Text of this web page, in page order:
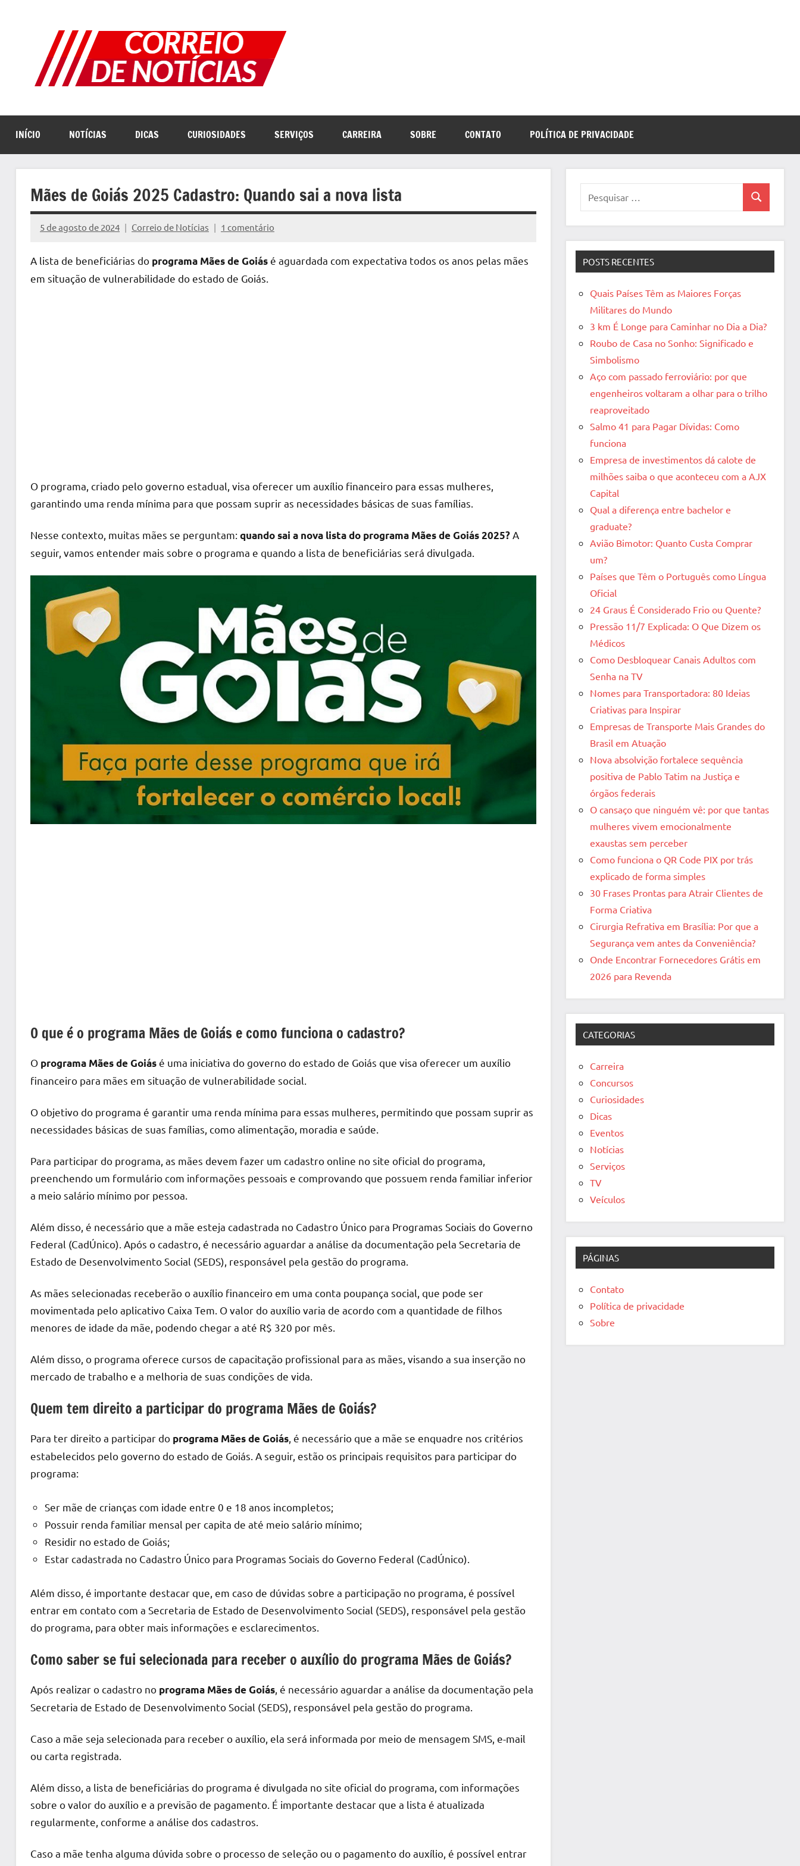
de
Notícias
internet
INÍCIO NOTÍCIAS DICAS CURIOSIDADES SERVIÇOS CARREIRA SOBRE CONTATO POLÍTICA DE PRIVACIDADE
Mães de Goiás 2025 Cadastro: Quando sai a nova lista
5 de agosto de 2024 Correio de Notícias 1 comentário
A lista de beneficiárias do programa Mães de Goiásé aguardada com expectativa todos os anos pelas mães
em situação de vulnerabilidade do estado de Goiás.
O programa, criado pelo governo estadual, visa oferecer um auxílio financeiro para essas mulheres,
garantindo uma renda mínima para que possam suprir as necessidades básicas de suas famílias.
Nesse contexto, muitas mães se perguntam: quando sai a nova lista do programa Mães de Goiás 2025? A
seguir, vamos entender mais sobre o programa e quando a lista de beneficiárias será divulgada.
O que é o programa Mães de Goiás e como funciona o cadastro?
O programa Mães de Goiásé uma iniciativa do governo do estado de Goiás que visa oferecer um auxílio
financeiro para mães em situação de vulnerabilidade social.
O objetivo do programa é garantir uma renda mínima para essas mulheres, permitindo que possam suprir as
necessidades básicas de suas famílias, como alimentação, moradia e saúde.
Para participar do programa, as mães devem fazer um cadastro online no site oficial do programa,
preenchendo um formulário com informações pessoais e comprovando que possuem renda familiar inferior
a meio salário mínimo por pessoa.
Além disso, é necessário que a mãe esteja cadastrada no Cadastro Único para Programas Sociais do Governo
Federal (CadÚnico). Após o cadastro, é necessário aguardar a análise da documentação pela Secretaria de
Estado de Desenvolvimento Social (SEDS), responsável pela gestão do programa.
As mães selecionadas receberão o auxílio financeiro em uma conta poupança social, que pode ser
movimentada pelo aplicativo Caixa Tem. O valor do auxílio varia de acordo com a quantidade de filhos
menores de idade da mãe, podendo chegar a até R$ 320 por mês.
Além disso, o programa oferece cursos de capacitação profissional para as mães, visando a sua inserção no
mercado de trabalho e a melhoria de suas condições de vida.
Quem tem direito a participar do programa Mães de Goiás?
Para ter direito a participar do programa Mães de Goiás , é necessário que a mãe se enquadre nos critérios
estabelecidos pelo governo do estado de Goiás. A seguir, estão os principais requisitos para participar do
programa:
Ser mãe de crianças com idade entre 0 e 18 anos incompletos;
Possuir renda familiar mensal per capita de até meio salário mínimo;
Residir no estado de Goiás;
Estar cadastrada no Cadastro Único para Programas Sociais do Governo Federal (CadÚnico).
Além disso, é importante destacar que, em caso de dúvidas sobre a participação no programa, é possível
entrar em contato com a Secretaria de Estado de Desenvolvimento Social (SEDS), responsável pela gestão
do programa, para obter mais informações e esclarecimentos.
Como saber se fui selecionada para receber o auxílio do programa Mães de Goiás?
Após realizar o cadastro no programa Mães de Goiás , é necessário aguardar a análise da documentação pela
Secretaria de Estado de Desenvolvimento Social (SEDS), responsável pela gestão do programa.
Caso a mãe seja selecionada para receber o auxílio, ela será informada por meio de mensagem SMS, e-mail
ou carta registrada.
Além disso, a lista de beneficiárias do programa é divulgada no site oficial do programa, com informações
sobre o valor do auxílio e a previsão de pagamento. É importante destacar que a lista é atualizada
regularmente, conforme a análise dos cadastros.
Caso a mãe tenha alguma dúvida sobre o processo de seleção ou o pagamento do auxílio, é possível entrar
Pesquisa
POSTS RECENTES
Quais Países Têm as Maiores Forças
Militares do Mundo
3 km É Longe para Caminhar no Dia a Dia?
Roubo de Casa no Sonho: Significado e
Simbolismo
Aço com passado ferroviário: por que
engenheiros voltaram a olhar para o trilho
reaproveitado
Salmo 41 para Pagar Dívidas: Como
funciona
Empresa de investimentos dá calote de
milhões saiba o que aconteceu com a AJX
Capital
Qual a diferença entre bachelor e
graduate?
Avião Bimotor: Quanto Custa Comprar
um?
Países que Têm o Português como Língua
Oficial
24 Graus É Considerado Frio ou Quente?
Pressão 11/7 Explicada: O Que Dizem os
Médicos
Como Desbloquear Canais Adultos com
Senha na TV
Nomes para Transportadora: 80 Ideias
Criativas para Inspirar
Empresas de Transporte Mais Grandes do
Brasil em Atuação
Nova absolvição fortalece sequência
positiva de Pablo Tatim na Justiça e
órgãos federais
O cansaço que ninguém vê: por que tantas
mulheres vivem emocionalmente
exaustas sem perceber
Como funciona o QR Code PIX por trás
explicado de forma simples
30 Frases Prontas para Atrair Clientes de
Forma Criativa
Cirurgia Refrativa em Brasília: Por que a
Segurança vem antes da Conveniência?
Onde Encontrar Fornecedores Grátis em
2026 para Revenda
CATEGORIAS
Carreira
Concursos
Curiosidades
Dicas
Eventos
Notícias
Serviços
TV
Veículos
PÁGINAS
Contato
Política de privacidade
Sobre